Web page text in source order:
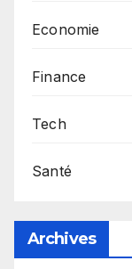
Economie
Finance
Tech
Santé
Archives